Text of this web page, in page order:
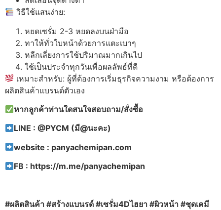
วิธีใช้แสนง่าย:
หยดเซรั่ม 2-3 หยดลงบนฝ่ามือ
ทาให้ทั่วใบหน้าด้วยการแตะเบาๆ
หลีกเลี่ยงการใช้ปริมาณมากเกินไป
ใช้เป็นประจำทุกวันเพื่อผลลัพธ์ที่ดี
เหมาะสำหรับ: ผู้ที่ต้องการเริ่มธุรกิจความงาม หรือต้องการ
ผลิตสินค้าแบรนด์ตัวเอง
หากลูกค้าท่านใดสนใจสอบถาม/สั่งซื้อ
LINE : @PYCM (มี@นะคะ)
website : panyachemipan.com
FB : https://m.me/panyachemipan
#ผลิตสินค้า #สร้างแบนรด์ #เซรั่ม4Dไฮยา #ผิวหน้า #ชุดเคมี